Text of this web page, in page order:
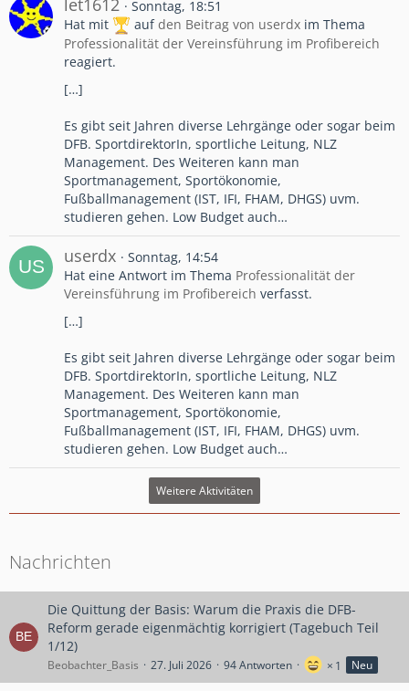
Sonntag, 18:51
Hat mit
aufden Beitrag von userdx im Thema
Professionalität der Vereinsführung im Profibereich
reagiert.
[…]
Es gibt seit Jahren diverse Lehrgänge oder sogar beim
DFB. SportdirektorIn, sportliche Leitung, NLZ
Management. Des Weiteren kann man
Sportmanagement, Sportökonomie,
Fußballmanagement (IST, IFI, FHAM, DHGS) uvm.
studieren gehen. Low Budget auch…
userdx
Sonntag, 14:54
Hat eine Antwort im Thema Professionalität der
Vereinsführung im Profibereich verfasst.
[…]
Es gibt seit Jahren diverse Lehrgänge oder sogar beim
DFB. SportdirektorIn, sportliche Leitung, NLZ
Management. Des Weiteren kann man
Sportmanagement, Sportökonomie,
Fußballmanagement (IST, IFI, FHAM, DHGS) uvm.
studieren gehen. Low Budget auch…
Weitere Aktivitäten
Nachrichten
Die Quittung der Basis: Warum die Praxis die DFB-
Reform gerade eigenmächtig korrigiert (Tagebuch Teil
1/12)
Beobachter_Basis 27. Juli 2026 94 Antworten 1 Neu